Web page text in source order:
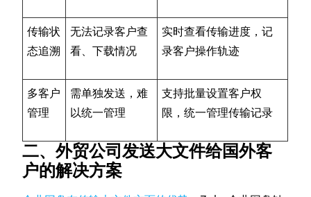
传输状
态追溯
无法记录客户查
看、下载情况
实时查看传输进度，记
录客户操作轨迹
多客户
管理
需单独发送，难
以统一管理
支持批量设置客户权
限，统一管理传输记录
二、外贸公司发送大文件给国外客
户的解决方案